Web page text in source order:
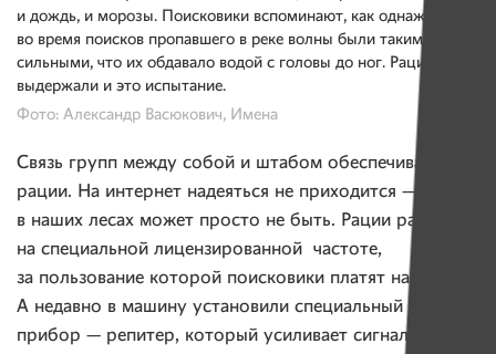
и дождь, и морозы. Поисковики вспоминают, как однажды
во время поисков пропавшего в реке волны были такими
сильными, что их обдавало водой с головы до ног. Рации
выдержали и это испытание.
Фото: Александр Васюкович, Имена
Связь групп между собой и штабом обеспечивают
рации. На интернет надеяться не приходится — его
в наших лесах может просто не быть. Рации работают
на специальной лицензированной частоте,
за пользование которой поисковики платят налог.
А недавно в машину установили специальный
прибор — репитер, который усиливает сигналы раций